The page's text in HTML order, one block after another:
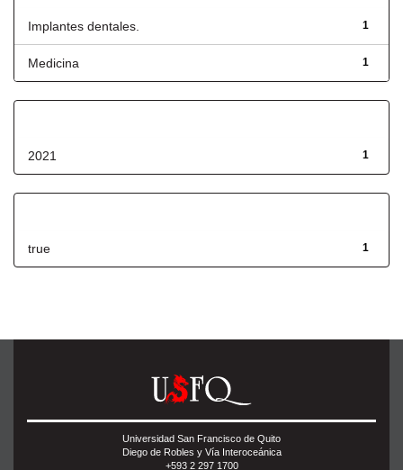
1
Implantes dentales.
1
Medicina
1
2021
1
true
Universidad San Francisco de Quito
Diego de Robles y Vía Interoceánica
+593 2 297 1700